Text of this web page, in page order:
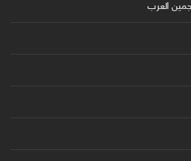
العرب